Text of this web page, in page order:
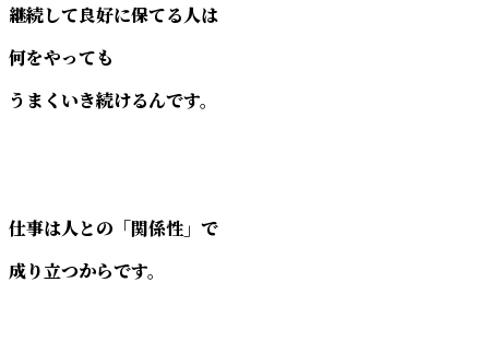
継続して良好に保てる人は
何をやっても
うまくいき続けるんです。
仕事は人との「関係性」で
成り立つからです。